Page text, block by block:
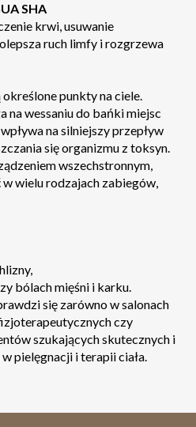
SHA
krwi, usuwanie
ruch limfy i rozgrzewa
punkty na ciele.
na wessaniu do bańki miejsc
na silniejszy przepływ
się organizmu z toksyn.
wszechstronnym,
wielu rodzajach zabiegów,
bólach mięśni i karku.
się zarówno w salonach
czy
szukających skutecznych i
pielęgnacji i terapii ciała.